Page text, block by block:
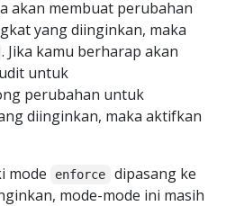
akan membuat perubahan
yang diinginkan, maka
. Jika kamu berharap akan
untuk
perubahan untuk
diinginkan, maka aktifkan
mode
enforce
dipasang ke
mode-mode ini masih